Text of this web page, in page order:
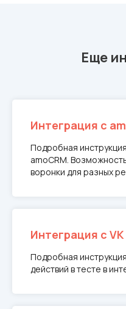
Еще
Интеграция с
Подробная
amoCRM.
воронки для разных
Интеграция с
Подробная
действий в тесте в